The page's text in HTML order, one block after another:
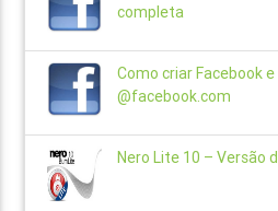
completa
Como criar Facebook
@facebook.com
Nero Lite 10 – Versão